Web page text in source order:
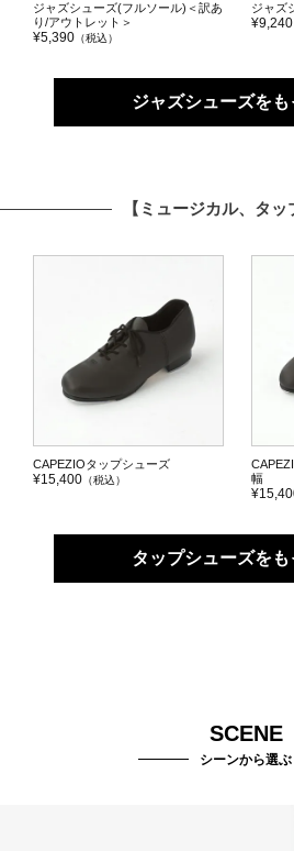
ジャズシューズ(フルソール)＜訳あ
り/アウトレット＞
¥5,390 （税込）
ジャズ
¥9,240
ジャズシューズをも
【ミュージカル、タッ
CAPEZIOタップシューズ
¥15,400 （税込）
幅
タップシューズをも
SCENE
シーンから選ぶ